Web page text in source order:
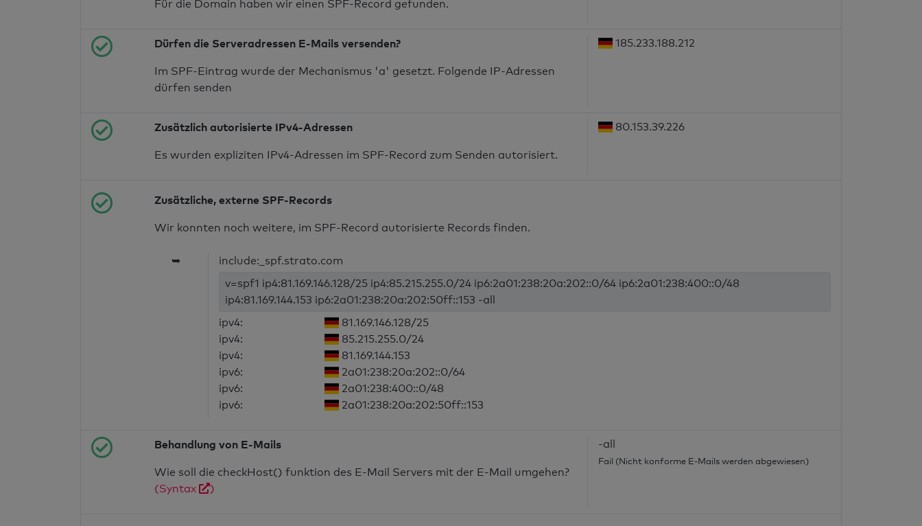
Für die Domain haben wir einen SPF-Record gefunden.
Dürfen die Serveradressen E-Mails versenden?
Im SPF-Eintrag wurde der Mechanismus 'a' gesetzt. Folgende IP-Adressen
dürfen senden
185.233.188.212
Zusätzlich autorisierte IPv4-Adressen
Es wurden expliziten IPv4-Adressen im SPF-Record zum Senden autorisiert.
80.153.39.226
Zusätzliche, externe SPF-Records
Wir konnten noch weitere, im SPF-Record autorisierte Records finden.
➥
include:_spf.strato.com
v=spf1 ip4:81.169.146.128/25 ip4:85.215.255.0/24 ip6:2a01:238:20a:202::0/64 ip6:2a01:238:400::0/48
ip4:81.169.144.153 ip6:2a01:238:20a:202:50ff::153 -all
ipv4:
81.169.146.128/25
ipv4:
85.215.255.0/24
ipv4:
81.169.144.153
ipv6:
2a01:238:20a:202::0/64
ipv6:
2a01:238:400::0/48
ipv6:
2a01:238:20a:202:50ff::153
Behandlung von E-Mails
Wie soll die checkHost() funktion des E-Mail Servers mit der E-Mail umgehen?
(Syntax
)
-all
Fail (Nicht konforme E-Mails werden abgewiesen)